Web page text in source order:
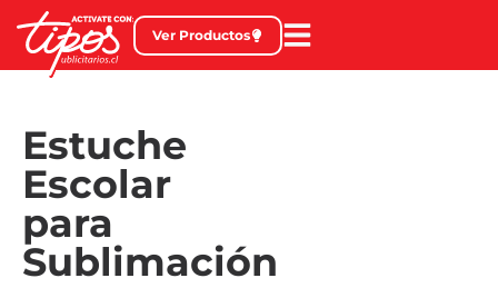
Ver Productos
Estuche
Escolar
para
Sublimación